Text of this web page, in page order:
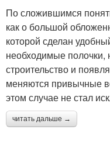
По сложившимся
как о большой
которой сделан
необходимые полочки,
строительство и
меняются привычные
этом случае не стал
читать дальше →